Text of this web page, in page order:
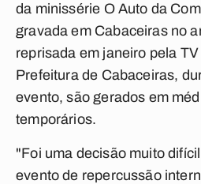
da minissérie O Auto da
gravada em Cabaceiras no
reprisada em janeiro pela
Prefeitura de Cabaceiras,
evento, são gerados em
temporários.
"Foi uma decisão muito
evento de repercussão